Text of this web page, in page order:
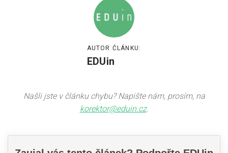
AUTOR ČLÁNKU:
EDUin
Našli jste v článku chybu? Napište nám, prosím, na
korektor@eduin.cz.